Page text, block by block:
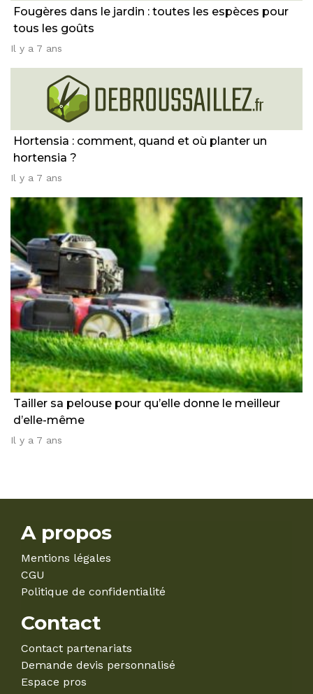
Fougères dans le jardin : toutes les espèces pour
tous les goûts
Il y a 7 ans
Hortensia : comment, quand et où planter un
hortensia ?
Il y a 7 ans
Tailler sa pelouse pour qu’elle donne le meilleur
d’elle-même
Il y a 7 ans
A propos
Mentions légales
CGU
Politique de confidentialité
Contact
Contact partenariats
Demande devis personnalisé
Espace pros